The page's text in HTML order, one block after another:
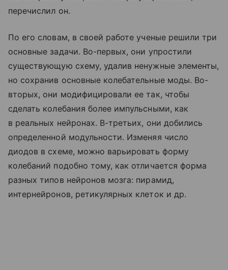
перечислил он.
По его словам, в своей работе ученые решили три
основные задачи. Во-первых, они упростили
существующую схему, удалив ненужные элементы,
но сохранив основные колебательные моды. Во-
вторых, они модифицировали ее так, чтобы
сделать колебания более импульсными, как
в реальных нейронах. В-третьих, они добились
определенной модульности. Изменяя число
диодов в схеме, можно варьировать форму
колебаний подобно тому, как отличается форма
разных типов нейронов мозга: пирамид,
интернейронов, ретикулярных клеток и др.